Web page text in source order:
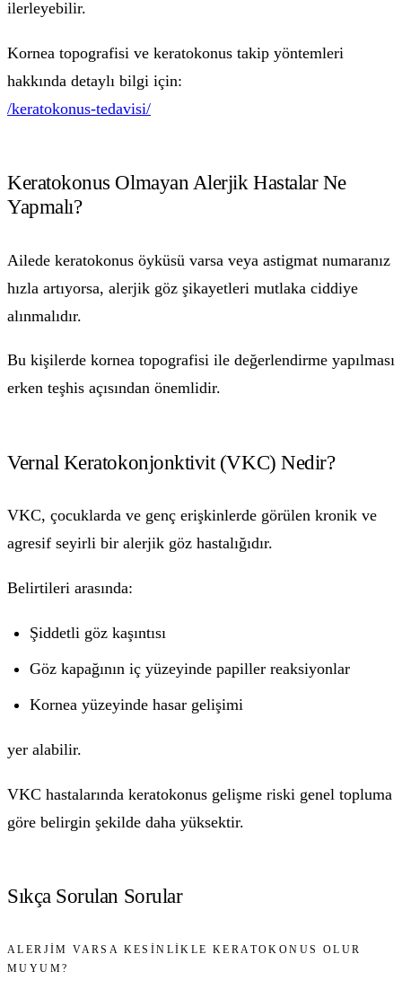
ilerleyebilir.
Kornea topografisi ve keratokonus takip yöntemleri
hakkında detaylı bilgi için:
/keratokonus-tedavisi/
Keratokonus Olmayan Alerjik Hastalar Ne
Yapmalı?
Ailede keratokonus öyküsü varsa veya astigmat numaranız
hızla artıyorsa, alerjik göz şikayetleri mutlaka ciddiye
alınmalıdır.
Bu kişilerde kornea topografisi ile değerlendirme yapılması
erken teşhis açısından önemlidir.
Vernal Keratokonjonktivit (VKC) Nedir?
VKC, çocuklarda ve genç erişkinlerde görülen kronik ve
agresif seyirli bir alerjik göz hastalığıdır.
Belirtileri arasında:
Şiddetli göz kaşıntısı
Göz kapağının iç yüzeyinde papiller reaksiyonlar
Kornea yüzeyinde hasar gelişimi
yer alabilir.
VKC hastalarında keratokonus gelişme riski genel topluma
göre belirgin şekilde daha yüksektir.
Sıkça Sorulan Sorular
ALERJIM VARSA KESINLIKLE KERATOKONUS OLUR
MUYUM?